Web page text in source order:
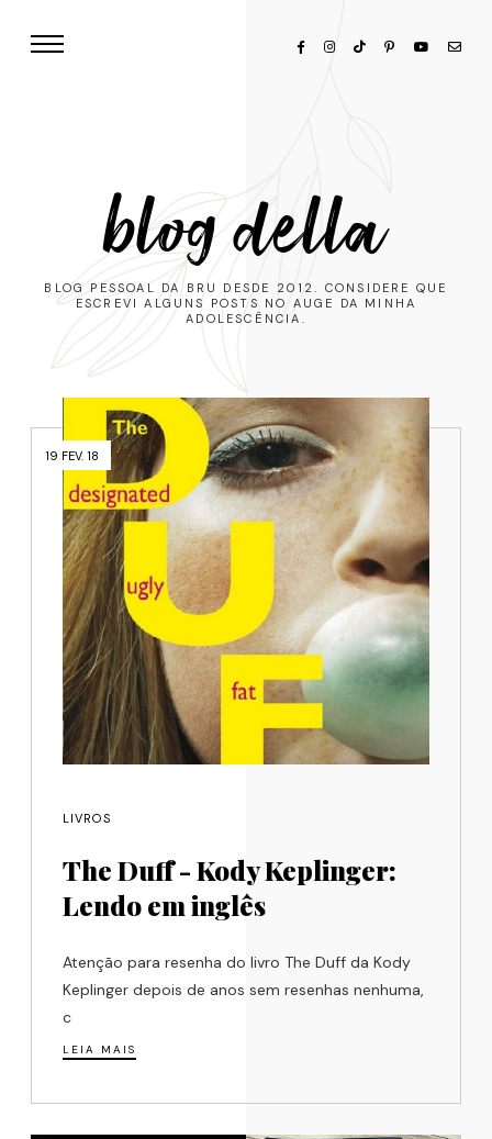
blog della
BLOG PESSOAL DA BRU DESDE 2012. CONSIDERE QUE
ESCREVI ALGUNS POSTS NO AUGE DA MINHA
ADOLESCÊNCIA.
19 FEV. 18
LIVROS
The Duff - Kody Keplinger:
Lendo em inglês
Atenção para resenha do livro The Duff da Kody
Keplinger depois de anos sem resenhas nenhuma,
c
LEIA MAIS